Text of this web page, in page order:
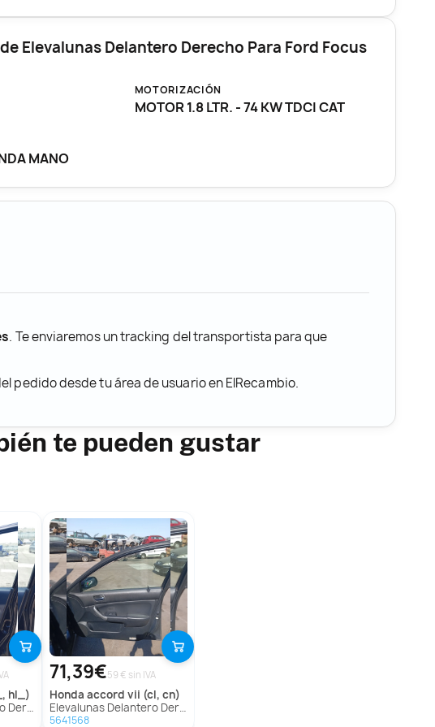
Elevalunas Delantero Derecho Para Ford Focus
MOTORIZACIÓN
MOTOR 1.8 LTR. - 74 KW TDCI CAT
MANO
. Te enviaremos un tracking del transportista para que
pedido desde tu área de usuario en ElRecambio.
te pueden gustar
hl_)
(Ha_, Hl_)
71,39€59 € sin IVA
honda accord vii (cl, cn)
Elevalunas Delantero Derecho para Honda Accord Vii (Cl, Cn)
5641568